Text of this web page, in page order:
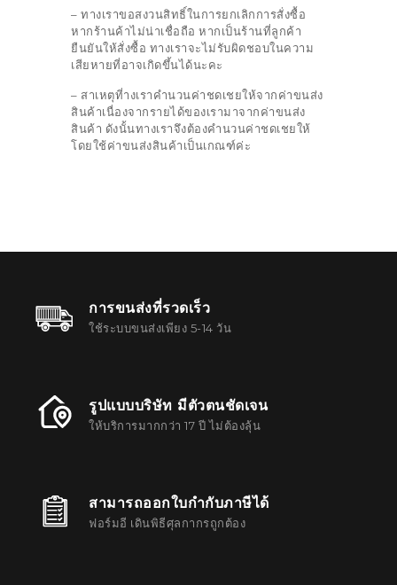
– ทางเราขอสงวนสิทธิ์ในการยกเลิกการสั่งซื้อ
หากร้านค้าไม่น่าเชื่อถือ หากเป็นร้านที่ลูกค้า
ยืนยันให้สั่งซื้อ ทางเราจะไม่รับผิดชอบในความ
เสียหายที่อาจเกิดขึ้นได้นะคะ
– สาเหตุที่างเราคำนวนค่าชดเชยให้จากค่าขนส่ง
สินค้าเนื่องจากรายได้ของเรามาจากค่าขนส่ง
สินค้า ดังนั้นทางเราจึงต้องคำนวนค่าชดเชยให้
โดยใช้ค่าขนส่งสินค้าเป็นเกณฑ์ค่ะ
การขนส่งที่รวดเร็ว
ใช้ระบบขนส่งเพียง 5-14 วัน
รูปแบบบริษัท มีตัวตนชัดเจน
ให้บริการมากกว่า 17 ปี ไม่ต้องลุ้น
สามารถออกใบกำกับภาษีได้
ฟอร์มอี เดินพิธีศุลกากรถูกต้อง